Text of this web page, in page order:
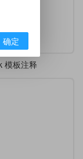
模板注释
确定